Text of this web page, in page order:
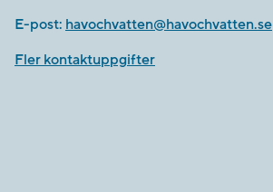
E-post: havochvatten@havochvatten.se
Fler kontaktuppgifter